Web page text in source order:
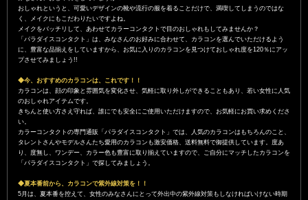
おしゃれというと、可愛いデザインの靴や流行の服を着ることだけで、満喫してしまうのではな
く、メイクにもこだわりたいですよね。
メイクをバッチリして、あわせてカラーコンタクトで目のおしゃれもしてみませんか？
「パラダイスコンタクト」は、みなさんのお好みに合わせて、カラコンを選んでいただけるよう
に、豊富な品揃えをしていますから、お気に入りのカラコンを見つけておしゃれ度を120％にアッ
プさせてみましょう!!
◆今、おすすめのカラコンは、これです！！
カラコンは、顔の印象と雰囲気を変化させ、気軽に取り外しができることもあり、若い女性に人気
のおしゃれアイテムです。
きちんと使い方さえ守れば、誰にでも安全にご使用いただけますので、お気軽にお買い求めくださ
い。
カラーコンタクトの専門通販「パラダイスコンタクト」では、人気のカラコンはもちろんのこと、
タレントさんやモデルさんたち愛用のカラコンも激安価格、送料無料で御提供しています。度あ
り、度無し、ワンデー、カラー色も豊富に取り揃えていますので、ご自分にマッチしたカラコンを
「パラダイスコンタクト」で探してみましょう。
◆夏本番前から、カラコンで紫外線対策を！！
5月は、夏本番を控えて、女性のみなさんにとって外出中の紫外線対策もしなければいけない時期